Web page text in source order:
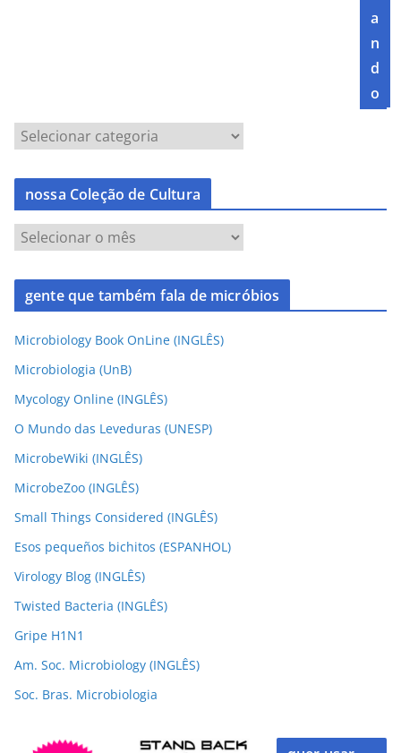
a
n
d
o
nossa Coleção de Cultura
gente que também fala de micróbios
Microbiology Book OnLine (INGLÊS)
Microbiologia (UnB)
Mycology Online (INGLÊS)
O Mundo das Leveduras (UNESP)
MicrobeWiki (INGLÊS)
MicrobeZoo (INGLÊS)
Small Things Considered (INGLÊS)
Esos pequeños bichitos (ESPANHOL)
Virology Blog (INGLÊS)
Twisted Bacteria (INGLÊS)
Gripe H1N1
Am. Soc. Microbiology (INGLÊS)
Soc. Bras. Microbiologia